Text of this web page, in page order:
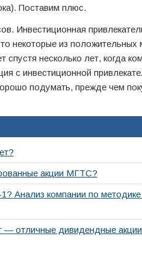
Поставим плюс.
Инвестиционная
некоторые из
несколько лет, когда
с инвестиционной
подумать, прежде чем
акции МГТС?
Анализ компании по
— отличные дивидендные